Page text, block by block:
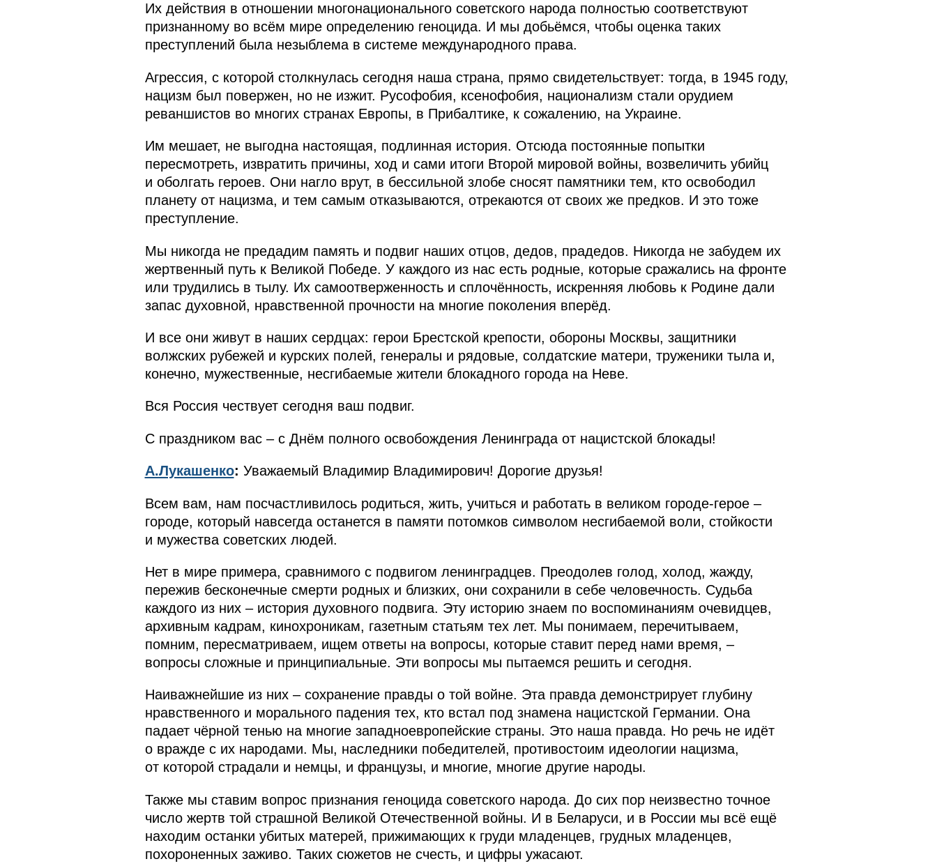
Их действия в отношении многонационального советского народа полностью соответствуют
признанному во всём мире определению геноцида. И мы добьёмся, чтобы оценка таких
преступлений была незыблема в системе международного права.
Агрессия, с которой столкнулась сегодня наша страна, прямо свидетельствует: тогда, в 1945 году,
нацизм был повержен, но не изжит. Русофобия, ксенофобия, национализм стали орудием
реваншистов во многих странах Европы, в Прибалтике, к сожалению, на Украине.
Им мешает, не выгодна настоящая, подлинная история. Отсюда постоянные попытки
пересмотреть, извратить причины, ход и сами итоги Второй мировой войны, возвеличить убийц
и оболгать героев. Они нагло врут, в бессильной злобе сносят памятники тем, кто освободил
планету от нацизма, и тем самым отказываются, отрекаются от своих же предков. И это тоже
преступление.
Мы никогда не предадим память и подвиг наших отцов, дедов, прадедов. Никогда не забудем их
жертвенный путь к Великой Победе. У каждого из нас есть родные, которые сражались на фронте
или трудились в тылу. Их самоотверженность и сплочённость, искренняя любовь к Родине дали
запас духовной, нравственной прочности на многие поколения вперёд.
И все они живут в наших сердцах: герои Брестской крепости, обороны Москвы, защитники
волжских рубежей и курских полей, генералы и рядовые, солдатские матери, труженики тыла и,
конечно, мужественные, несгибаемые жители блокадного города на Неве.
Вся Россия чествует сегодня ваш подвиг.
С праздником вас – с Днём полного освобождения Ленинграда от нацистской блокады!
А.Лукашенко: Уважаемый Владимир Владимирович! Дорогие друзья!
Всем вам, нам посчастливилось родиться, жить, учиться и работать в великом городе-герое –
городе, который навсегда останется в памяти потомков символом несгибаемой воли, стойкости
и мужества советских людей.
Нет в мире примера, сравнимого с подвигом ленинградцев. Преодолев голод, холод, жажду,
пережив бесконечные смерти родных и близких, они сохранили в себе человечность. Судьба
каждого из них – история духовного подвига. Эту историю знаем по воспоминаниям очевидцев,
архивным кадрам, кинохроникам, газетным статьям тех лет. Мы понимаем, перечитываем,
помним, пересматриваем, ищем ответы на вопросы, которые ставит перед нами время, –
вопросы сложные и принципиальные. Эти вопросы мы пытаемся решить и сегодня.
Наиважнейшие из них – сохранение правды о той войне. Эта правда демонстрирует глубину
нравственного и морального падения тех, кто встал под знамена нацистской Германии. Она
падает чёрной тенью на многие западноевропейские страны. Это наша правда. Но речь не идёт
о вражде с их народами. Мы, наследники победителей, противостоим идеологии нацизма,
от которой страдали и немцы, и французы, и многие, многие другие народы.
Также мы ставим вопрос признания геноцида советского народа. До сих пор неизвестно точное
число жертв той страшной Великой Отечественной войны. И в Беларуси, и в России мы всё ещё
находим останки убитых матерей, прижимающих к груди младенцев, грудных младенцев,
похороненных заживо. Таких сюжетов не счесть, и цифры ужасают.